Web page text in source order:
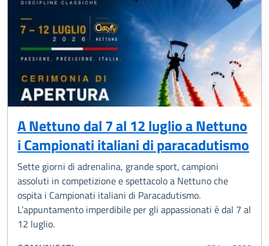
A Nettuno dal 7 al 12 luglio a Nettuno
i Campionati italiani di paracadutismo
Sette giorni di adrenalina, grande sport, campioni
assoluti in competizione e spettacolo a Nettuno che
ospita i Campionati italiani di Paracadutismo.
L’appuntamento imperdibile per gli appassionati è dal 7 al
12 luglio.